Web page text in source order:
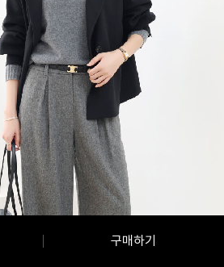
구매하기